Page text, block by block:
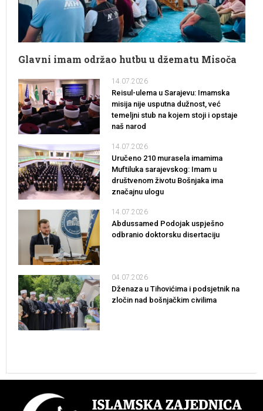
Glavni imam održao hutbu u džematu Misoča
14.07.2026
Reisul-ulema u Sarajevu: Imamska
misija nije usputna dužnost, već
temeljni stub na kojem stoji i opstaje
naš narod
14.07.2026
Uručeno 210 murasela imamima
Muftiluka sarajevskog: Imam u
društvenom životu Bošnjaka ima
značajnu ulogu
14.07.2026
Abdussamed Podojak uspješno
odbranio doktorsku disertaciju
04.07.2026
Dženaza u Tihovićima i podsjetnik na
zločin nad bošnjačkim civilima